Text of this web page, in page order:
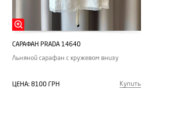
САРАФАН PRADA 14640
Льняной сарафан с кружевом внизу
ЦЕНА: 8100 ГРН Купить